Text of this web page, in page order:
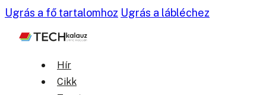
Ugrás a fő tartalomhoz Ugrás a lábléchez
Hír
Cikk